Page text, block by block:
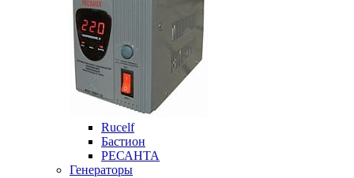
Rucelf
Бастион
РЕСАНТА
Генераторы